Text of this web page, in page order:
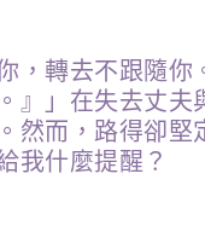
，轉去不跟隨
』」在失去丈
然而，路得卻
我什麼提醒？